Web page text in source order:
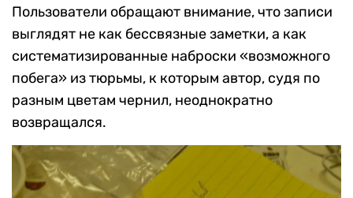
Пользователи обращают внимание, что записи
выглядят не как бессвязные заметки, а как
систематизированные наброски «возможного
побега» из тюрьмы, к которым автор, судя по
разным цветам чернил, неоднократно
возвращался.